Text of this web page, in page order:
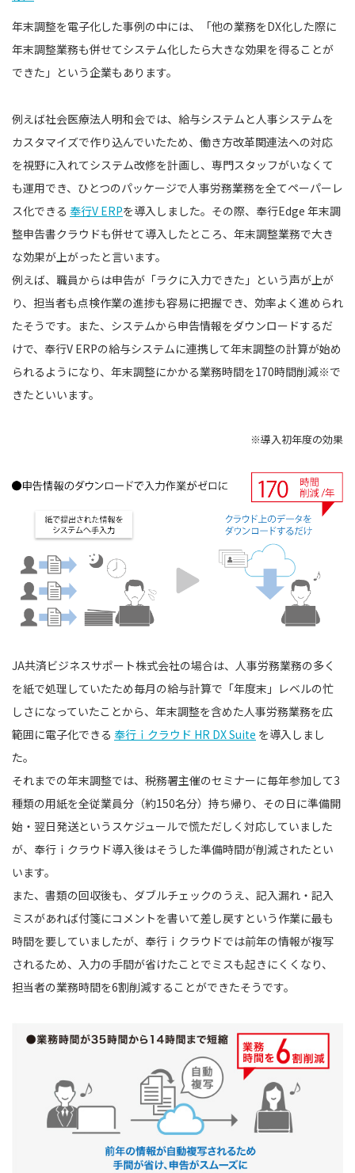
年末調整を電子化した事例の中には、「他の業務をDX化した際に
年末調整業務も併せてシステム化したら大きな効果を得ることが
できた」という企業もあります。
例えば社会医療法人明和会では、給与システムと人事システムを
カスタマイズで作り込んでいたため、働き方改革関連法への対応
を視野に入れてシステム改修を計画し、専門スタッフがいなくて
も運用でき、ひとつのパッケージで人事労務業務を全てペーパーレ
ス化できる 奉行V ERPを導入しました。その際、奉行Edge 年末調
整申告書クラウドも併せて導入したところ、年末調整業務で大き
な効果が上がったと言います。
例えば、職員からは申告が「ラクに入力できた」という声が上が
り、担当者も点検作業の進捗も容易に把握でき、効率よく進められ
たそうです。また、システムから申告情報をダウンロードするだ
けで、奉行V ERPの給与システムに連携して年末調整の計算が始め
られるようになり、年末調整にかかる業務時間を170時間削減※で
きたといいます。
※導入初年度の効果
JA共済ビジネスサポート株式会社の場合は、人事労務業務の多く
を紙で処理していたため毎月の給与計算で「年度末」レベルの忙
しさになっていたことから、年末調整を含めた人事労務業務を広
範囲に電子化できる 奉行ｉクラウド HR DX Suite を導入しまし
た。
それまでの年末調整では、税務署主催のセミナーに毎年参加して3
種類の用紙を全従業員分（約150名分）持ち帰り、その日に準備開
始・翌日発送というスケジュールで慌ただしく対応していました
が、奉行ｉクラウド導入後はそうした準備時間が削減されたとい
います。
また、書類の回収後も、ダブルチェックのうえ、記入漏れ・記入
ミスがあれば付箋にコメントを書いて差し戻すという作業に最も
時間を要していましたが、奉行ｉクラウドでは前年の情報が複写
されるため、入力の手間が省けたことでミスも起きにくくなり、
担当者の業務時間を6割削減することができたそうです。